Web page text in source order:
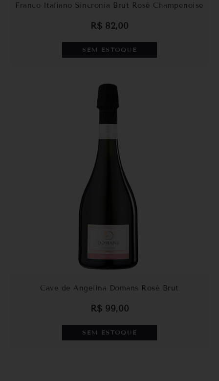
Franco Italiano Sincronia Brut Rosé Champenoise
R$ 82,00
SEM ESTOQUE
Cave de Angelina Domans Rosé Brut
R$99,00
SEM ESTOQUE